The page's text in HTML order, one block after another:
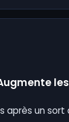
après un sort